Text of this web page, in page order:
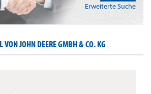
Erweiterte Suche
VON JOHN DEERE GMBH & CO. KG